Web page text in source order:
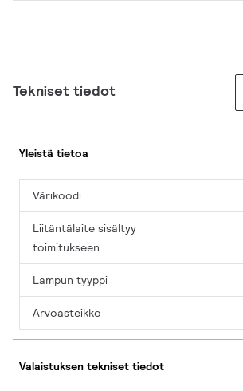
Tekniset tiedot
Yleistä tietoa
Värikoodi
Liitäntälaite sisältyy
toimitukseen
Lampun tyyppi
Arvoasteikko
Valaistuksen tekniset tiedot